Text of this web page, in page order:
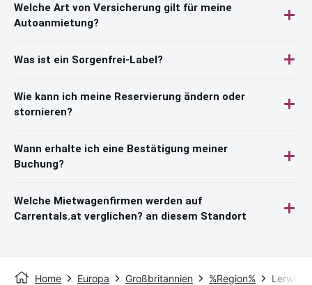
Welche Art von Versicherung gilt für meine
Autoanmietung?
Was ist ein Sorgenfrei-Label?
Wie kann ich meine Reservierung ändern oder
stornieren?
Wann erhalte ich eine Bestätigung meiner
Buchung?
Welche Mietwagenfirmen werden auf
Carrentals.at verglichen? an diesem Standort
Home Europa Großbritannien %Region% Lerwick